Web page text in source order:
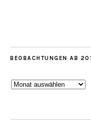
BEOBACHTUNGEN AB
Beobachtungen